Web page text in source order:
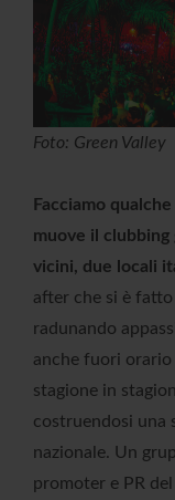
Foto: Green Valley
Facciamo
muove il
vicini, due locali
after che si è
radunando
anche fuori orario
stagione in
costruendosi una
nazionale. Un
promoter e PR